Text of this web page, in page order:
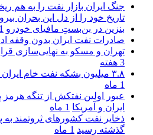
جنگ ایران بازار نفت را به هم
تاریخ خود را از دل این بحران
بنزین در بن‌بستِ مافیای خودرو 1 هفته
صادرات نفت ایران بدون وقفه
تهران و مسکو به نهایی‌سازی
3 هفته
۳.۸ میلیون بشکه نفت خام ایران از محاصره آمریکا عبور کرد
1 ماه
عبور اولین نفتکش از تنگه
ایران و آمریکا 1 ماه
گذشته رسید 1 ماه